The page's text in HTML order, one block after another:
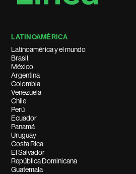
LATINOAMÉRICA
Latinoamérica y el mundo
Brasil
México
Argentina
Colombia
Venezuela
Chile
Perú
Ecuador
Panamá
Uruguay
Costa Rica
El Salvador
República Dominicana
Guatemala